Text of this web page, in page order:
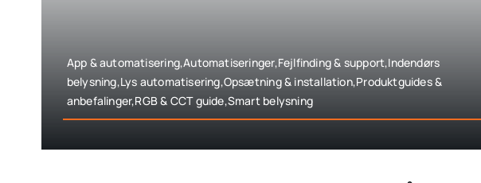
App & automatisering,Automatiseringer,Fejlfinding & support,Indendørs
belysning,Lys automatisering,Opsætning & installation,Produktguides &
anbefalinger,RGB & CCT guide,Smart belysning